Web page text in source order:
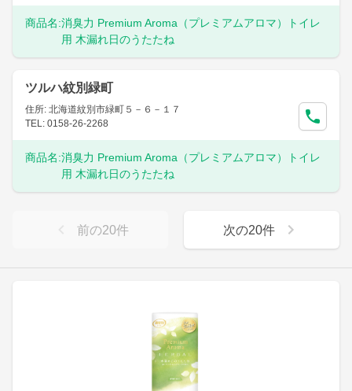
商品名:消臭力 Premium Aroma（プレミアムアロマ）トイレ
用 木漏れ日のうたたね
ツルハ紋別緑町
住所: 北海道紋別市緑町５－６－１７
TEL: 0158-26-2268
商品名:消臭力 Premium Aroma（プレミアムアロマ）トイレ
用 木漏れ日のうたたね
前の20件 次の20件